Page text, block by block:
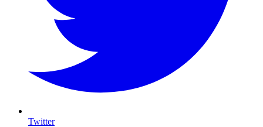
Twitter